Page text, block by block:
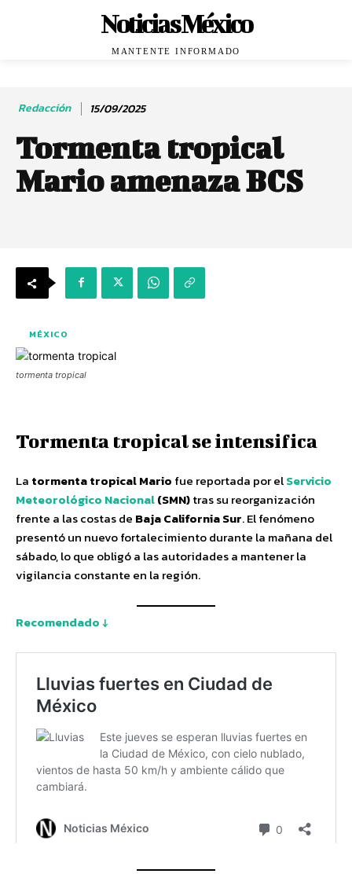
Noticias México
MANTENTE INFORMADO
Redacción 15/09/2025
Tormenta tropical
Mario amenaza BCS
MÉXICO
tormenta tropical
Tormenta tropical se intensifica
La tormenta tropical Mario fue reportada por elServicio
Meteorológico Nacional(SMN)tras su reorganización
frente a las costas de Baja California Sur. El fenómeno
presentó un nuevo fortalecimiento durante la mañana del
sábado, lo que obligó a las autoridades a mantener la
vigilancia constante en la región.
Recomendado ↓